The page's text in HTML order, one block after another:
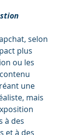
selon
plus
ou les
une
mais
à des
et à des